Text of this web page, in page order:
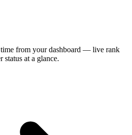
from your dashboard — live rank
status at a glance.